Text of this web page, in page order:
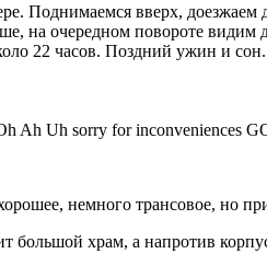
Поднимаемся вверх,
на очередном повороте
22 часов. Поздний ужин и сон.
Ah Uh sorry for inconveniences
немного трансовое, но
большой храм, а напротив